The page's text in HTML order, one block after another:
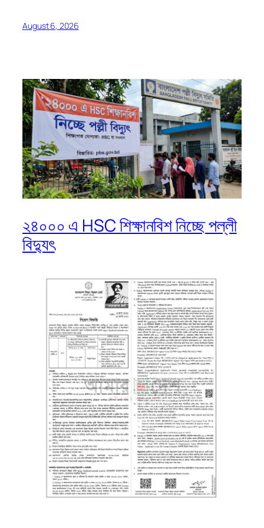
August 6, 2026
২৪০০০ এ HSC শিক্ষানবিশ নিচ্ছে পল্লী
বিদ্যুৎ